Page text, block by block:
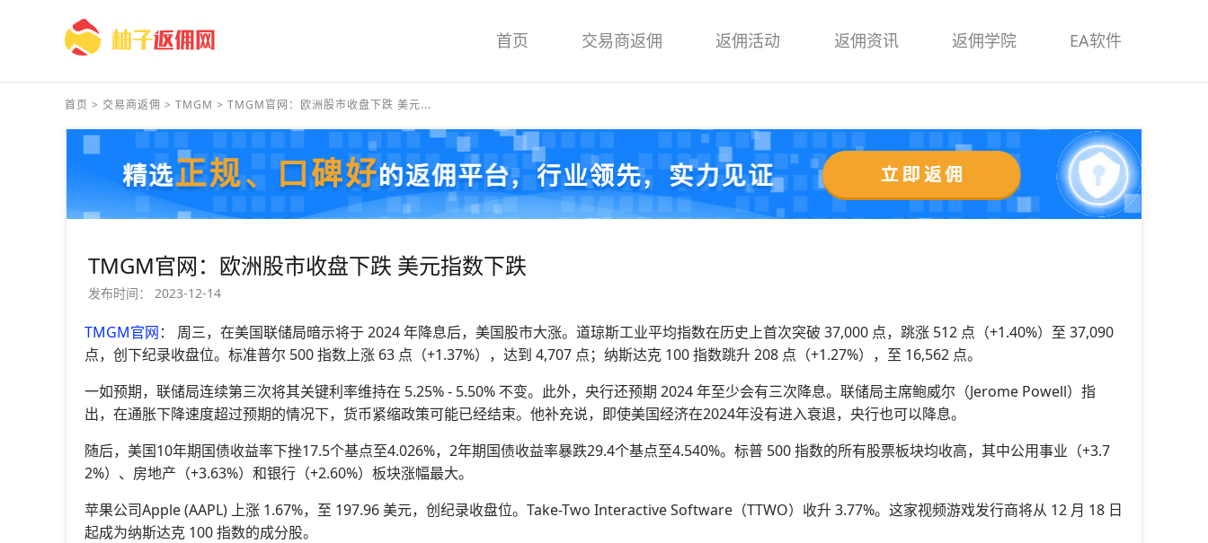
首页 交易商返佣 返佣活动 返佣资讯 返佣学院 EA软件
首页 > 交易商返佣 > TMGM > TMGM官网：欧洲股市收盘下跌 美元...
TMGM官网：欧洲股市收盘下跌 美元指数下跌
发布时间： 2023-12-14
TMGM官网： 周三，在美国联储局暗示将于 2024 年降息后，美国股市大涨。道琼斯工业平均指数在历史上首次突破 37,000 点，跳涨 512 点（+1.40%）至 37,090
点，创下纪录收盘位。标准普尔 500 指数上涨 63 点（+1.37%），达到 4,707 点；纳斯达克 100 指数跳升 208 点（+1.27%），至 16,562 点。
一如预期，联储局连续第三次将其关键利率维持在 5.25% - 5.50% 不变。此外，央行还预期 2024 年至少会有三次降息。联储局主席鲍威尔（Jerome Powell）指
出，在通胀下降速度超过预期的情况下，货币紧缩政策可能已经结束。他补充说，即使美国经济在2024年没有进入衰退，央行也可以降息。
随后，美国10年期国债收益率下挫17.5个基点至4.026%，2年期国债收益率暴跌29.4个基点至4.540%。标普 500 指数的所有股票板块均收高，其中公用事业（+3.7
2%）、房地产（+3.63%）和银行（+2.60%）板块涨幅最大。
苹果公司Apple (AAPL) 上涨 1.67%，至 197.96 美元，创纪录收盘位。Take-Two Interactive Software（TTWO）收升 3.77%。这家视频游戏发行商将从 12 月 18 日
起成为纳斯达克 100 指数的成分股。